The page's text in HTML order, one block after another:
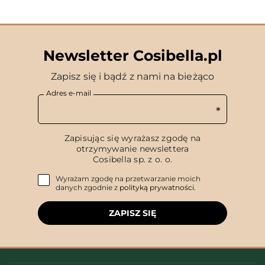
Newsletter Cosibella.pl
Zapisz się i bądź z nami na bieżąco
Adres e-mail
Zapisując się wyrażasz zgodę na
otrzymywanie newslettera
Cosibella sp. z o. o.
Wyrażam zgodę na przetwarzanie moich
danych zgodnie z polityką prywatności.
ZAPISZ SIĘ